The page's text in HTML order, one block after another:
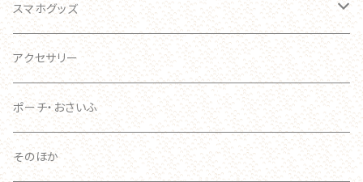
ブローチ
おおきい
キーホルダー
スマホグッズ
スマホケース
手帳型ケース
スマホリング
アクセサリー
ポーチ・おさいふ
そのほか